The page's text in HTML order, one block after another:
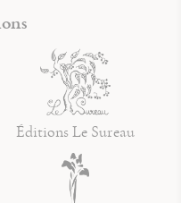
Éditions Le Sureau